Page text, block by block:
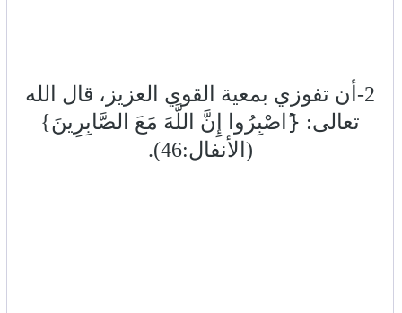
2-أن تفوزي بمعية القوي العزيز، قال الله
تعالى: {َاصْبِرُوا إِنَّ اللَّهَ مَعَ الصَّابِرِينَ}
(الأنفال:46).